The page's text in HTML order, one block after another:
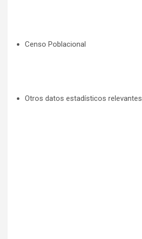
Censo Poblacional
Otros datos estadísticos relevantes